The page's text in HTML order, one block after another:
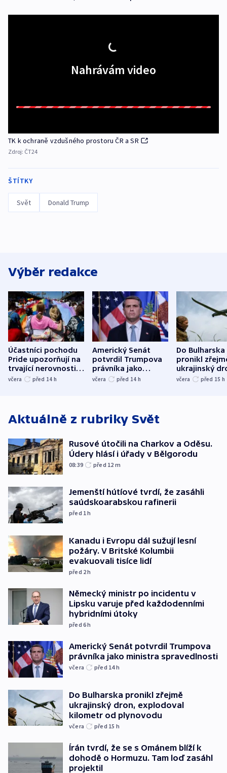
Nahrávám video
TK k ochraně vzdušného prostoru ČR a SR
Zdroj: ČT24
ŠTÍTKY
Svět Donald Trump
Výběr redakce
Účastníci pochodu
Pride upozorňují na
trvající nerovnosti i
společenskou
včera před 14 h
Americký Senát
potvrdil Trumpova
právníka jako
ministra
včera před 14 h
Do Bulharska
pronikl
ukrajinský
explodoval
včera před 15 h
Aktuálně z rubriky Svět
Rusové útočili na Charkov a Oděsu.
Údery hlásí i úřady v Bělgorodu
08:39 před 12 m
Jemenští hútíové tvrdí, že zasáhli
saúdskoarabskou rafinerii
před 1h
Kanadu i Evropu dál sužují lesní
požáry. V Britské Kolumbii
evakuovali tisíce lidí
před 2h
Německý ministr po incidentu v
Lipsku varuje před každodenními
hybridními útoky
před 6h
Americký Senát potvrdil Trumpova
právníka jako ministra spravedlnosti
včera před 14h
Do Bulharska pronikl zřejmě
ukrajinský dron, explodoval
kilometr od plynovodu
včera před 15 h
Írán tvrdí, že se s Ománem blíží k
dohodě o Hormuzu. Tam loď zasáhl
projektil